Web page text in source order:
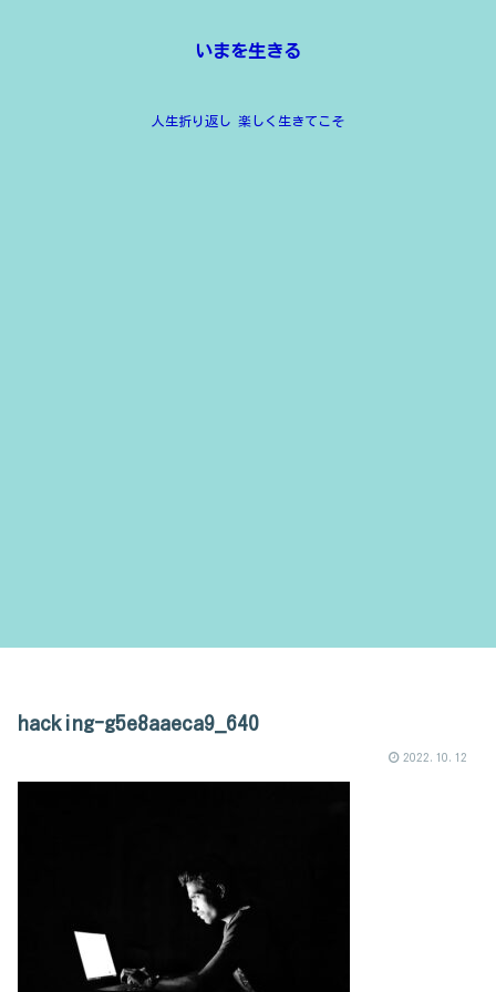
いまを生きる
人生折り返し 楽しく生きてこそ
hacking-g5e8aaeca9_640
2022.10.12